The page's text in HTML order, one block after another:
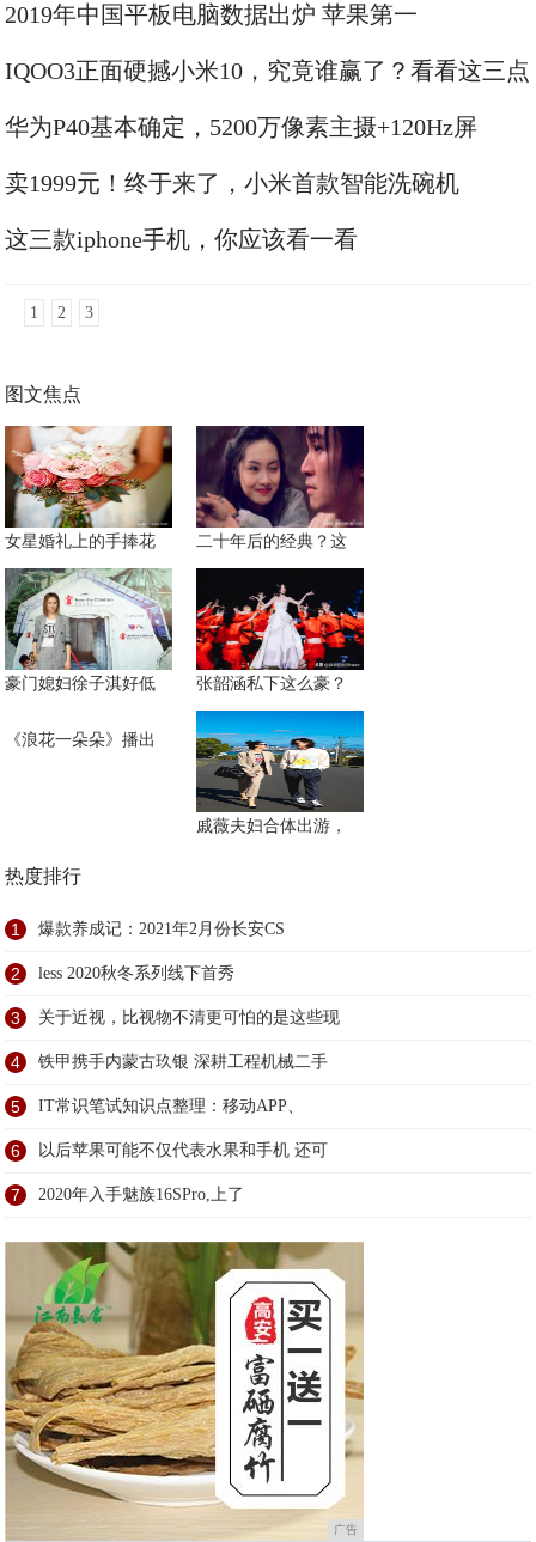
2019年中国平板电脑数据出炉 苹果第一
IQOO3正面硬撼小米10，究竟谁赢了？看看这三点
你就知道了
华为P40基本确定，5200万像素主摄+120Hz屏
+40W快充，搭载HMS服务
卖1999元！终于来了，小米首款智能洗碗机
这三款iphone手机，你应该看一看
1 2 3
图文焦点
女星婚礼上的手捧花 二十年后的经典？这
豪门媳妇徐子淇好低 张韶涵私下这么豪？
《浪花一朵朵》播出
戚薇夫妇合体出游，
热度排行
1 爆款养成记：2021年2月份长安CS
2 less 2020秋冬系列线下首秀
3 关于近视，比视物不清更可怕的是这些现
4 铁甲携手内蒙古玖银 深耕工程机械二手
5 IT常识笔试知识点整理：移动APP、
6 以后苹果可能不仅代表水果和手机 还可
7 2020年入手魅族16SPro,上了
广告